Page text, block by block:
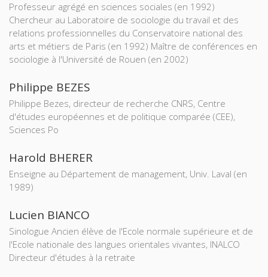
Professeur agrégé en sciences sociales (en 1992)
Chercheur au Laboratoire de sociologie du travail et des
relations professionnelles du Conservatoire national des
arts et métiers de Paris (en 1992) Maître de conférences en
sociologie à l'Université de Rouen (en 2002)
Philippe BEZES
Philippe Bezes, directeur de recherche CNRS, Centre
d'études européennes et de politique comparée (CEE),
Sciences Po
Harold BHERER
Enseigne au Département de management, Univ. Laval (en
1989)
Lucien BIANCO
Sinologue Ancien élève de l'Ecole normale supérieure et de
l'Ecole nationale des langues orientales vivantes, INALCO
Directeur d'études à la retraite